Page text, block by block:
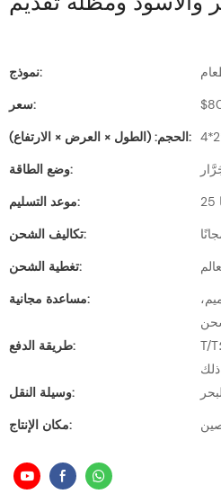
نموذج:
سعر:
الحجم: (الطول × العرض × الارتفاع):
وضع الطاقة:
موعد التسليم:
تكاليف الشحن:
تغطية الشحن:
مساعدة مجانية:
طريقة الدفع:
T/T؛ D/P؛ L/C؛ فيزا؛ ماستركارد وما
وسيلة النقل:
مكان الإنتاج: